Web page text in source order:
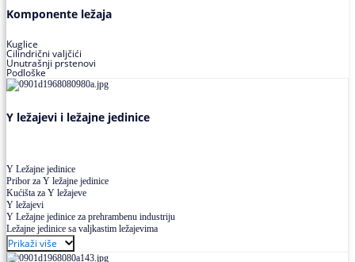
Komponente ležaja
Kuglice
Cilindrični valjčići
Unutrašnji prstenovi
Podloške
Y ležajevi i ležajne jedinice
Y Ležajne jedinice
Pribor za Y ležajne jedinice
Kućišta za Y ležajeve
Y ležajevi
Y Ležajne jedinice za prehrambenu industriju
Ležajne jedinice sa valjkastim ležajevima
Prikaži više